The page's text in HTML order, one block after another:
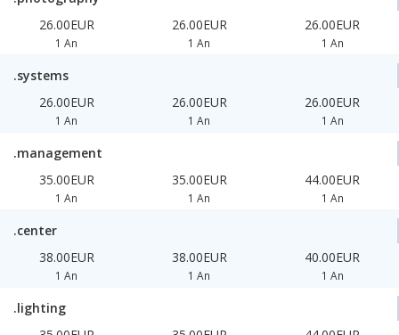
26.00EUR
1 An
26.00EUR
1 An
26.00EUR
1 An
.systems
26.00EUR
1 An
26.00EUR
1 An
26.00EUR
1 An
.management
35.00EUR
1 An
35.00EUR
1 An
44.00EUR
1 An
.center
38.00EUR
1 An
38.00EUR
1 An
40.00EUR
1 An
.lighting